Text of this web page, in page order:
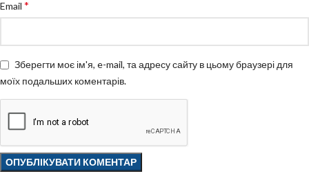
Email *
Зберегти моє ім'я, e-mail, та адресу сайту в цьому браузері для
моїх подальших коментарів.